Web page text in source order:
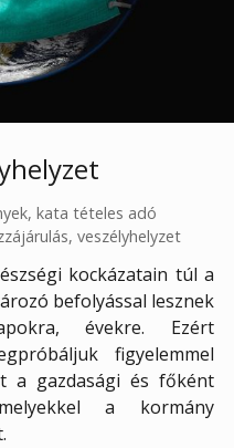
,kata tételes adó
, veszélyhelyzet
kockázatain túl a
befolyással lesznek
évekre. Ezért
figyelemmel
a gazdasági és főként
a kormány